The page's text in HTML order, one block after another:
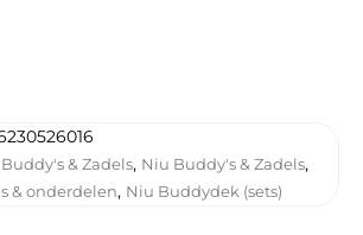
& Zadels, Niu Buddy's & Zadels,
& onderdelen, Niu Buddydek (sets)